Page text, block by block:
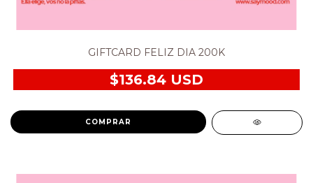
GIFTCARD FELIZ DIA 200K
$136.84 USD